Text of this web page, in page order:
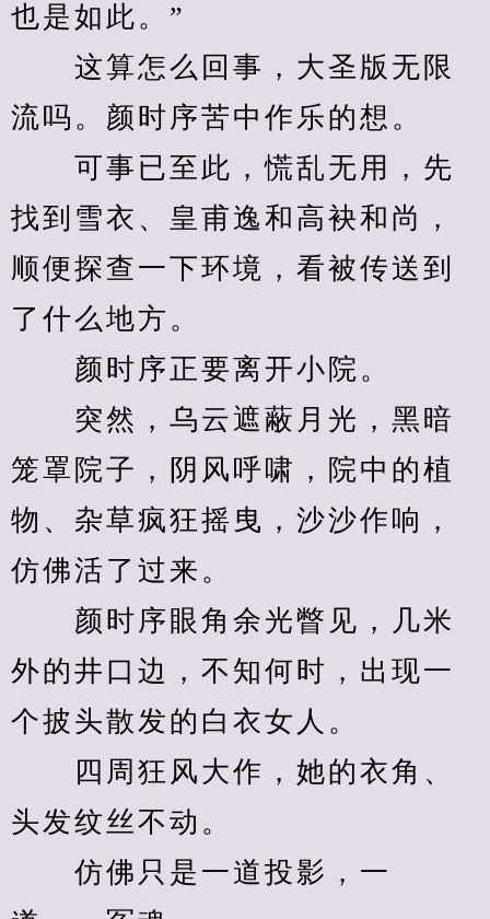
也是如此。”
这算怎么回事，大圣版无限
流吗。颜时序苦中作乐的想。
可事已至此，慌乱无用，先
找到雪衣、皇甫逸和高袂和尚，
顺便探查一下环境，看被传送到
了什么地方。
颜时序正要离开小院。
突然，乌云遮蔽月光，黑暗
笼罩院子，阴风呼啸，院中的植
物、杂草疯狂摇曳，沙沙作响，
仿佛活了过来。
颜时序眼角余光瞥见，几米
外的井口边，不知何时，出现一
个披头散发的白衣女人。
四周狂风大作，她的衣角、
头发纹丝不动。
仿佛只是一道投影，一